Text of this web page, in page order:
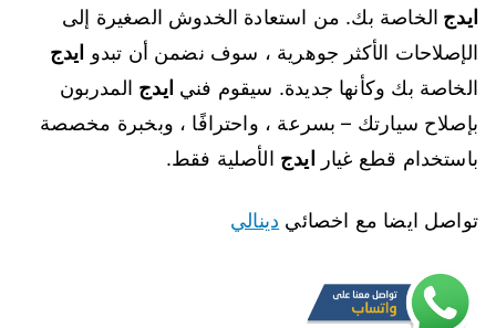
ايدج الخاصة بك. من استعادة الخدوش الصغيرة إلى
الإصلاحات الأكثر جوهرية ، سوف نضمن أن تبدو ايدج
الخاصة بك وكأنها جديدة. سيقوم فني ايدج المدربون
بإصلاح سيارتك – بسرعة ، واحترافًا ، وبخبرة مخصصة
باستخدام قطع غيار
ايدج الأصلية فقط.
تواصل ايضا مع اخصائي دينالي